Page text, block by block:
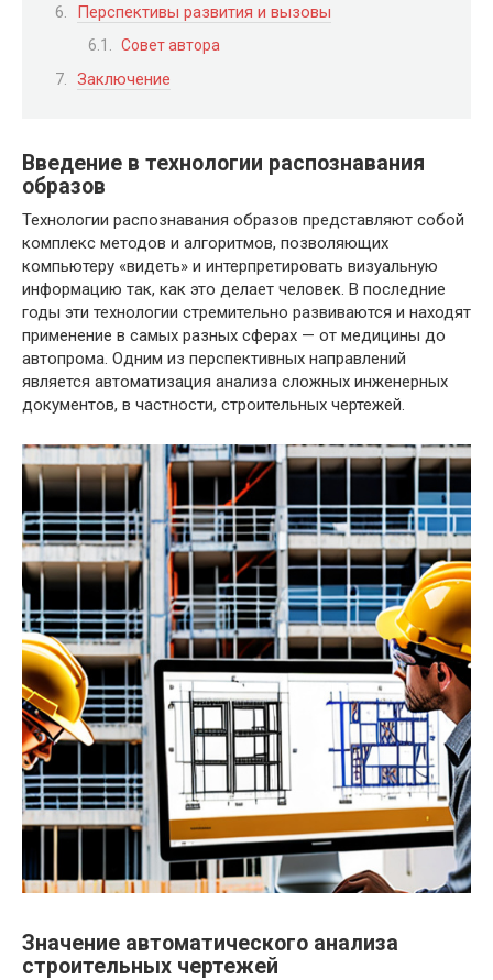
Перспективы развития и вызовы
Совет автора
Заключение
Введение в технологии распознавания
образов
Технологии распознавания образов представляют собой
комплекс методов и алгоритмов, позволяющих
компьютеру «видеть» и интерпретировать визуальную
информацию так, как это делает человек. В последние
годы эти технологии стремительно развиваются и находят
применение в самых разных сферах — от медицины до
автопрома. Одним из перспективных направлений
является автоматизация анализа сложных инженерных
документов, в частности, строительных чертежей.
Значение автоматического анализа
строительных чертежей